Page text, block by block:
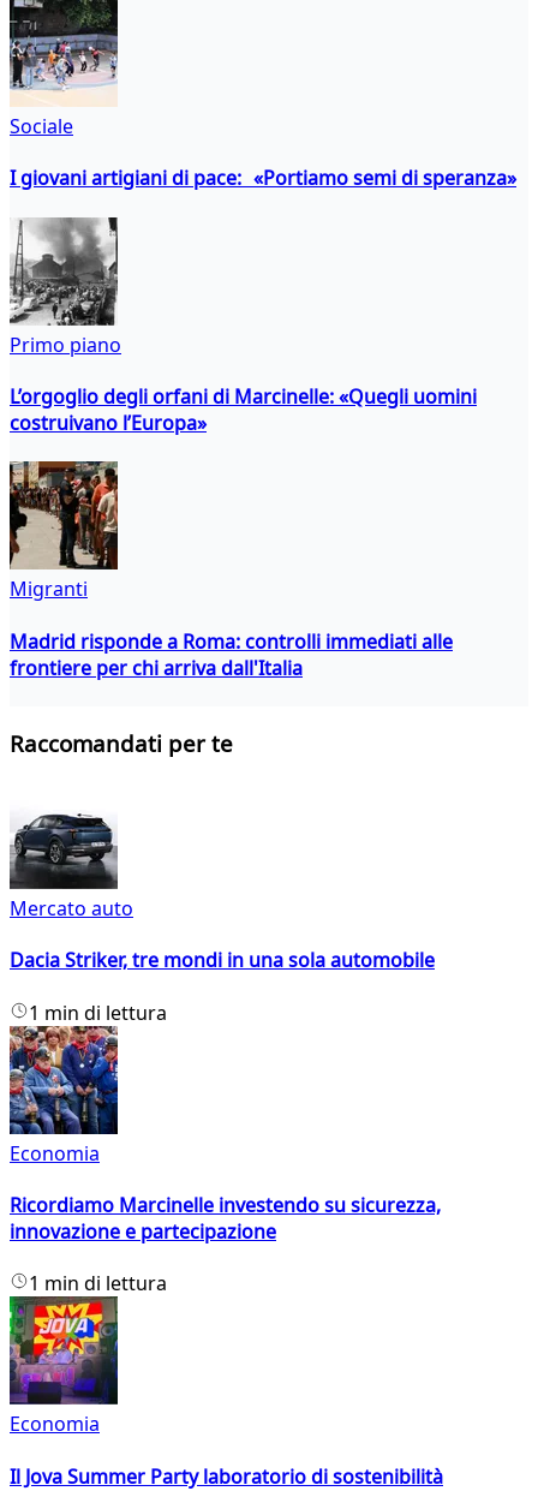
Sociale
I giovani artigiani di pace: «Portiamo semi di speranza»
Primo piano
L’orgoglio degli orfani di Marcinelle: «Quegli uomini
costruivano l’Europa»
Migranti
Madrid risponde a Roma: controlli immediati alle
frontiere per chi arriva dall'Italia
Raccomandati per te
Mercato auto
Dacia Striker, tre mondi in una sola automobile
1 min di lettura
Economia
Ricordiamo Marcinelle investendo su sicurezza,
innovazione e partecipazione
1 min di lettura
Economia
Il Jova Summer Party laboratorio di sostenibilità